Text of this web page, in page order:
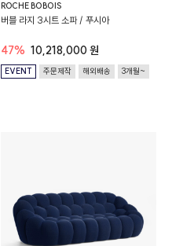
ROCHE BOBOIS
버블 라지 3시트 소파 / 푸시아
47% 10,218,000 원
EVENT 주문제작 해외배송 3개월~